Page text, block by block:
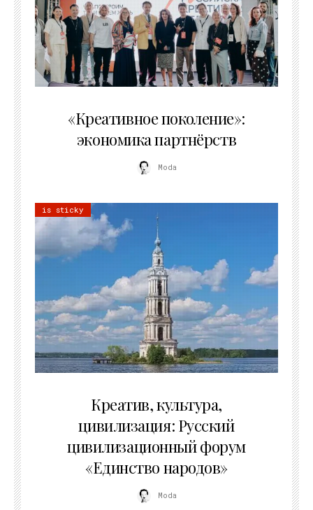
«Креативное поколение»:
экономика партнёрств
Moda
is sticky
Креатив, культура,
цивилизация: Русский
цивилизационный форум
«Единство народов»
Moda